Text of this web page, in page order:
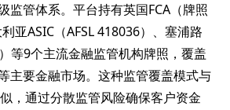
监管体系。平台持有英国FCA（牌照
亚ASIC（AFSL 418036）、塞浦路
等9个主流金融监管机构牌照，覆盖
主要金融市场。这种监管覆盖模式与
，通过分散监管风险确保客户资金